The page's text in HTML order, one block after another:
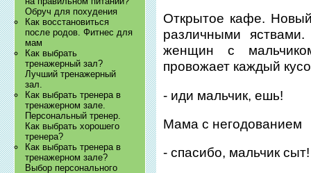
Обруч для похудения
Как восстановиться
после родов. Фитнес для
мам
Как выбрать
тренажерный зал?
Лучший тренажерный
зал.
Как выбрать тренера в
тренажерном зале.
Персональный тренер.
Как выбрать хорошего
тренера?
Как выбрать тренера в
тренажерном зале?
Выбор персонального
Открытое кафе.
различными
женщин с
провожает каждый
- иди мальчик, ешь!
Мама с негодованием
- спасибо, мальчик сыт!